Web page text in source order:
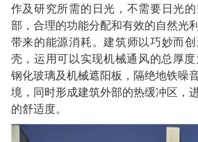
作及研究所需的日光，不需要日光
部，合理的功能分配和有效的自然光
带来的能源消耗。建筑师以巧妙而
壳，运用可以实现机械通风的总厚
钢化玻璃及机械遮阳板，隔绝地铁噪
境，同时形成建筑外部的热缓冲区，
的舒适度。